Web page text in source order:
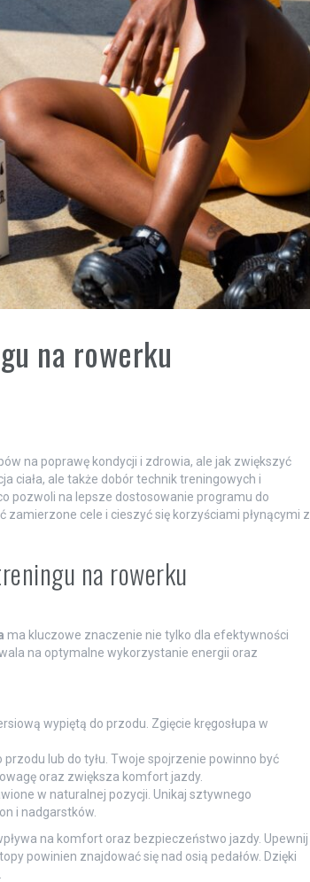
na rowerku
na poprawę kondycji i zdrowia, ale jak zwiększyć
ciała, ale także dobór technik treningowych i
pozwoli na lepsze dostosowanie programu do
cele i cieszyć się korzyściami płynącymi z
na rowerku
ma kluczowe znaczenie nie tylko dla efektywności
na optymalne wykorzystanie energii oraz
wypiętą do przodu. Zgięcie kręgosłupa w
lub do tyłu. Twoje spojrzenie powinno być
oraz zwiększa komfort jazdy.
w naturalnej pozycji. Unikaj sztywnego
i nadgarstków.
na komfort oraz bezpieczeństwo jazdy. Upewnij
powinien znajdować się nad osią pedałów. Dzięki